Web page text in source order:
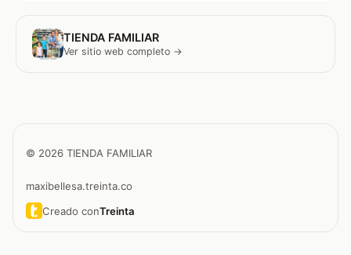
TIENDA FAMILIAR
Ver sitio web completo →
© 2026 TIENDA FAMILIAR
maxibellesa.treinta.co
Creado conTreinta